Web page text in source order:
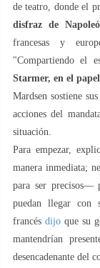
de teatro, donde el
disfraz de
francesas y
"Compartiendo el
Starmer, en el
Mardsen sostiene
acciones del
situación.
Para empezar,
manera inmediata;
para ser precisos—
puedan llegar con
francésdijo que su
mantendrían
desencadenante del